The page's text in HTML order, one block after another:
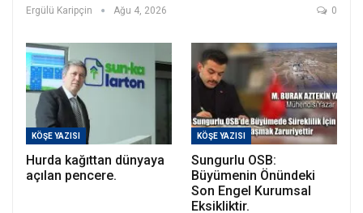
Ergülü Karipçin Ağu 4, 2026 0
KÖŞE YAZISI
Hurda kağıttan dünyaya
açılan pencere.
KÖŞE YAZISI
Sungurlu OSB:
Büyümenin Önündeki
Son Engel Kurumsal
Eksikliktir.